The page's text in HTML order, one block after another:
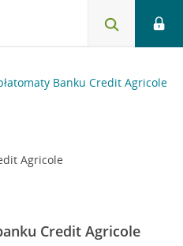
Banku Credit Agricole
Agricole
Credit Agricole